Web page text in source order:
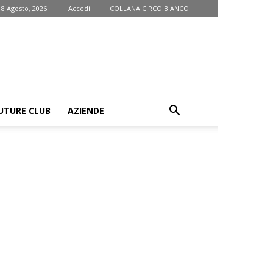
Agosto, 2026 Accedi COLLANA CIRCO BIANCO
CLUB AZIENDE